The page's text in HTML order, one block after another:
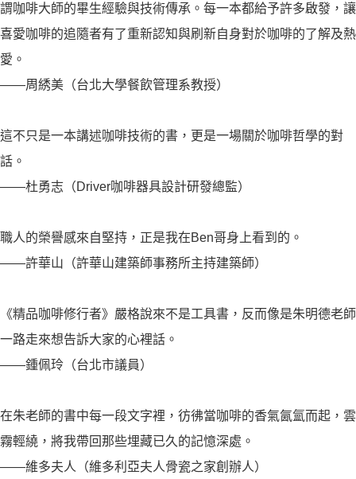
謂咖啡大師的畢生經驗與技術傳承。每一本都給予許多啟發，讓
喜愛咖啡的追隨者有了重新認知與刷新自身對於咖啡的了解及熱
愛。
――周綉美（台北大學餐飲管理系教授）
這不只是一本講述咖啡技術的書，更是一場關於咖啡哲學的對
話。
――杜勇志（Driver咖啡器具設計研發總監）
職人的榮譽感來自堅持，正是我在Ben哥身上看到的。
――許華山（許華山建築師事務所主持建築師）
《精品咖啡修行者》嚴格說來不是工具書，反而像是朱明德老師
一路走來想告訴大家的心裡話。
――鍾佩玲（台北市議員）
在朱老師的書中每一段文字裡，彷彿當咖啡的香氣氤氳而起，雲
霧輕繞，將我帶回那些埋藏已久的記憶深處。
――維多夫人（維多利亞夫人骨瓷之家創辦人）